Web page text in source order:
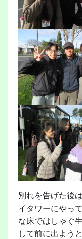
別れを告げた後
イタワーにやっ
な床ではしゃぐ
して前に出よう